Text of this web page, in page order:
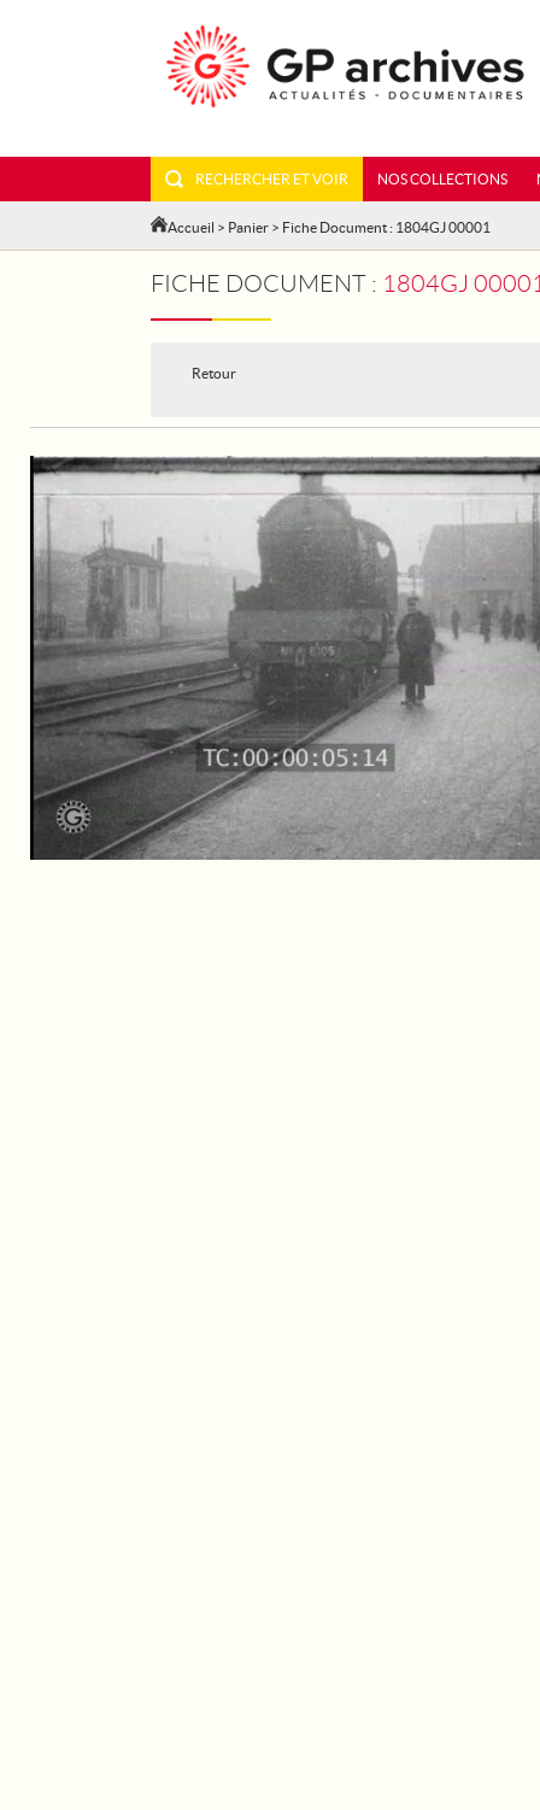
RECHERCHER ET VOIR NOS COLLECTIONS
Accueil > Panier > Fiche Document : 1804GJ 00001
FICHE DOCUMENT : 1804GJ 00001 -
Retour